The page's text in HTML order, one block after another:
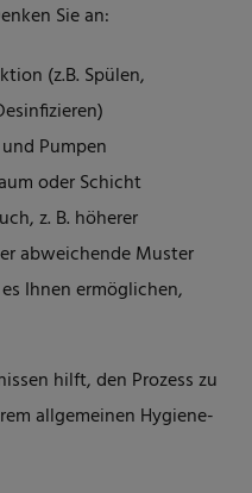
Sie an:
(z.B. Spülen,
Pumpen
oder Schicht
z. B. höherer
abweichende Muster
Ihnen ermöglichen,
hilft, den Prozess zu
allgemeinen Hygiene-